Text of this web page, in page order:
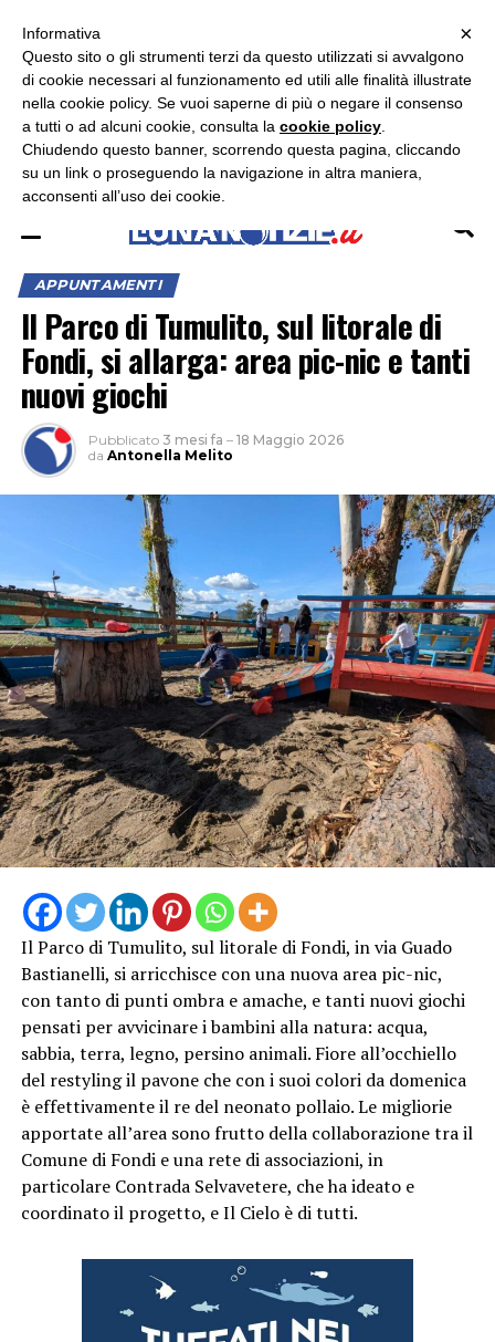
ASCOLTA RADIO LUNA
APPUNTAMENTI
Il Parco di Tumulito, sul litorale di
Fondi, si allarga: area pic-nic e tanti
nuovi giochi
Pubblicato 3 mesi fa – 18 Maggio 2026
da Antonella Melito
Il Parco di Tumulito, sul litorale di Fondi, in via Guado
Bastianelli, si arricchisce con una nuova area pic-nic,
con tanto di punti ombra e amache, e tanti nuovi giochi
pensati per avvicinare i bambini alla natura: acqua,
sabbia, terra, legno, persino animali. Fiore all’occhiello
del restyling il pavone che con i suoi colori da domenica
è effettivamente il re del neonato pollaio. Le migliorie
apportate all’area sono frutto della collaborazione tra il
Comune di Fondi e una rete di associazioni, in
particolare Contrada Selvavetere, che ha ideato e
coordinato il progetto, e Il Cielo è di tutti.
×
×
Informativa
Questo sito o gli strumenti terzi da questo utilizzati si avvalgono
di cookie necessari al funzionamento ed utili alle finalità illustrate
nella cookie policy. Se vuoi saperne di più o negare il consenso
a tutti o ad alcuni cookie, consulta la cookie policy
Chiudendo questo banner, scorrendo questa pagina, cliccando
su un link o proseguendo la navigazione in altra maniera,
acconsenti all’uso dei cookie.